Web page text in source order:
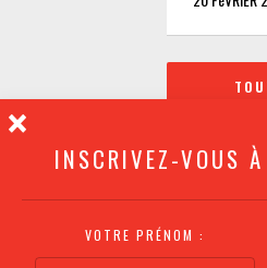
INSCRIVEZ-VOUS
VOTRE PRÉNOM :